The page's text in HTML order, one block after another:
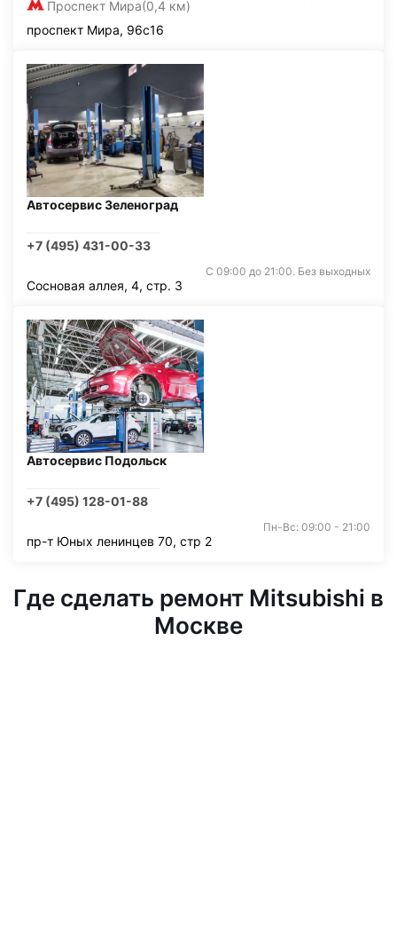
Проспект Мира(0,4 км)
проспект Мира, 96с16
Автосервис Зеленоград
+7 (495) 431-00-33
С 09:00 до 21:00. Без выходных
Сосновая аллея, 4, стр. 3
Автосервис Подольск
+7 (495) 128-01-88
Пн-Вс: 09:00 - 21:00
пр-т Юных ленинцев 70, стр 2
Где сделать ремонт Mitsubishi в
Москве